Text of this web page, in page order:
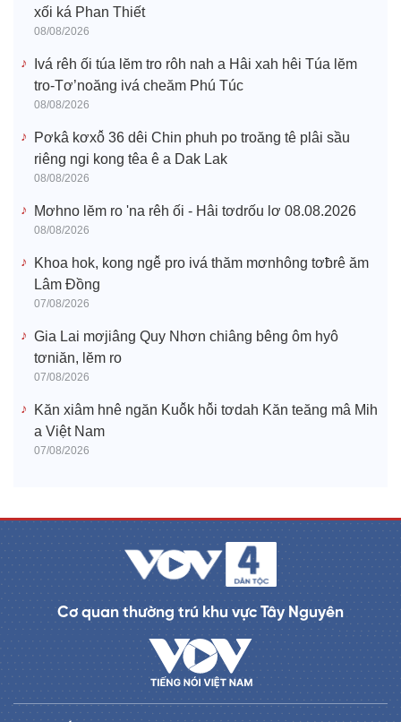
xối ká Phan Thiết
08/08/2026
Ivá rêh ối túa lĕm tro rôh nah a Hâi xah hêi Túa lĕm
tro-Tơ’noăng ivá cheăm Phú Túc
08/08/2026
Pơkâ kơxô̆ 36 dêi Chin phuh po troăng tê plâi sầu
riêng ngi kong têa ê a Dak Lak
08/08/2026
Mơhno lĕm ro 'na rêh ối - Hâi tơdrốu lơ 08.08.2026
08/08/2026
Khoa hok, kong ngê̆ pro ivá thăm mơnhông tơƀrê ăm
Lâm Đồng
07/08/2026
Gia Lai mơjiâng Quy Nhơn chiâng bêng ôm hyô
tơniăn, lĕm ro
07/08/2026
Kăn xiâm hnê ngăn Kuô̆k hô̆i tơdah Kăn teăng mâ Mih
a Việt Nam
07/08/2026
Cơ quan thường trú khu vực Tây Nguyên